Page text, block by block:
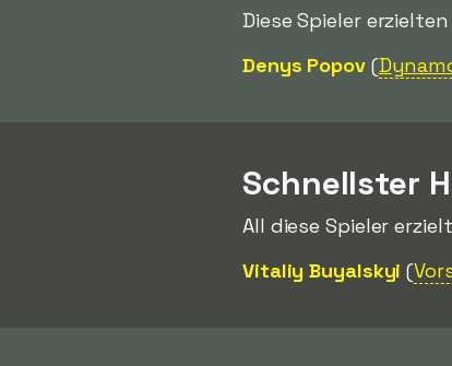
Diese Spieler
Denys Popov(
Schnellster
All diese Spieler
Vitaliy Buyalskyi (